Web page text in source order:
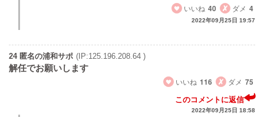
いいね 40 ダメ 4
2022年09月25日 19:57
24 匿名の浦和サポ (IP:125.196.208.64 )
解任でお願いします
いいね 116 ダメ 75
このコメントに返信
2022年09月25日 18:58